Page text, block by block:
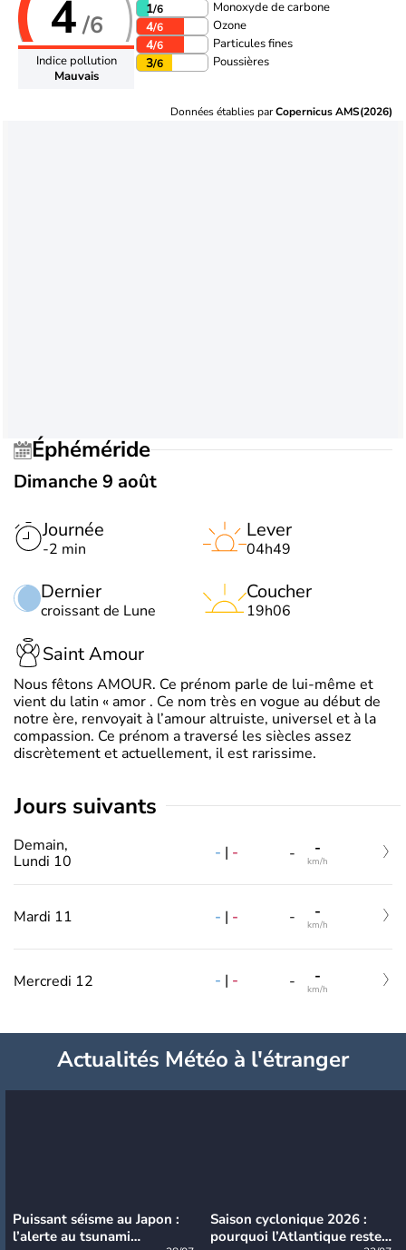
4/6
Indice pollution
Mauvais
1/6 Monoxyde de carbone
4/6 Ozone
4/6 Particules fines
3/6 Poussières
Données établies parCopernicus AMS(2026)
Éphéméride
Dimanche 9 août
Journée
-2 min
Dernier
croissant de Lune
Lever
04h49
Coucher
19h06
Saint Amour
Nous fêtons AMOUR. Ce prénom parle de lui-même et
vient du latin « amor . Ce nom très en vogue au début de
notre ère, renvoyait à l’amour altruiste, universel et à la
compassion. Ce prénom a traversé les siècles assez
discrètement et actuellement, il est rarissime.
jours suivants
Demain,
Lundi 10
- | - - -
km/h
Mardi 11 - | - - -
km/h
Mercredi 12 - | - - -
km/h
Actualités Météo à l'étranger
Puissant séisme au Japon :
l’alerte au tsunami
Saison cyclonique 2026 :
pourquoi l’Atlantique reste